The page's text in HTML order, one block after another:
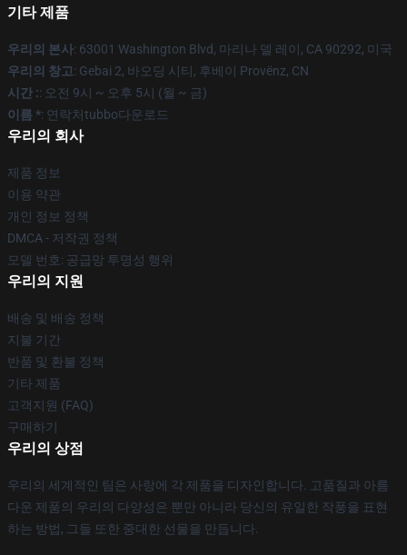
기타 제품
우리의 본사: 63001 Washington Blvd, 마리나 델 레이, CA 90292, 미국
우리의 창고: Gebai 2, 바오딩 시티, 후베이 Provënz, CN
시간 :: 오전 9시 ~ 오후 5시 (월 ~ 금)
이름 *: 연락처tubbo다운로드
우리의 회사
제품 정보
이용 약관
개인 정보 정책
DMCA - 저작권 정책
모델 번호: 공급망 투명성 행위
우리의 지원
배송 및 배송 정책
지불 기간
반품 및 환불 정책
기타 제품
고객지원 (FAQ)
구매하기
우리의 상점
우리의 세계적인 팀은 사랑에 각 제품을 디자인합니다. 고품질과 아름
다운 제품의 우리의 다양성은 뿐만 아니라 당신의 유일한 작풍을 표현
하는 방법, 그들 또한 중대한 선물을 만듭니다.